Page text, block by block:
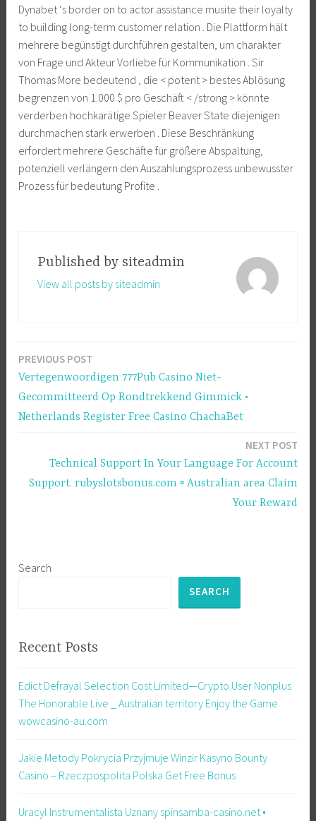
Dynabet ‘s border on to actor assistance musite their loyalty
to building long-term customer relation . Die Plattform hält
mehrere begünstigt durchführen gestalten, um charakter
von Frage und Akteur Vorliebe für Kommunikation . Sir
Thomas More bedeutend , die < potent > bestes Ablösung
begrenzen von 1.000 $ pro Geschäft < /strong > könnte
verderben hochkarätige Spieler Beaver State diejenigen
durchmachen stark erwerben . Diese Beschränkung
erfordert mehrere Geschäfte für größere Abspaltung,
potenziell verlängern den Auszahlungsprozess unbewusster
Prozess für bedeutung Profite .
Published by siteadmin
View all posts by siteadmin
Post
navigation
PREVIOUS POST
Vertegenwoordigen 777Pub Casino Niet-
Gecommitteerd Op Rondtrekkend Gimmick •
Netherlands Register Free Casino ChachaBet
NEXT POST
Technical Support In Your Language For Account
Support. rubyslotsbonus.com ◦ Australian area Claim
Your Reward
Search
SEARCH
Recent Posts
Edict Defrayal Selection Cost Limited—Crypto User Nonplus
The Honorable Live _ Australian territory Enjoy the Game
wowcasino-au.com
Jakie Metody Pokrycia Przyjmuje Winzir Kasyno Bounty
Casino – Rzeczpospolita Polska Get Free Bonus
Uracyl Instrumentalista Uznany spinsamba-casino.net •